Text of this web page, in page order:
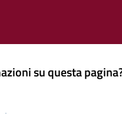
su questa